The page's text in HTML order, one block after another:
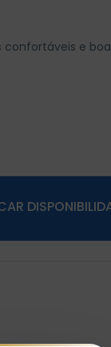
confortáveis e boa